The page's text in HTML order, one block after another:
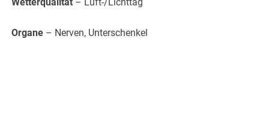
Organe – Nerven, Unterschenkel